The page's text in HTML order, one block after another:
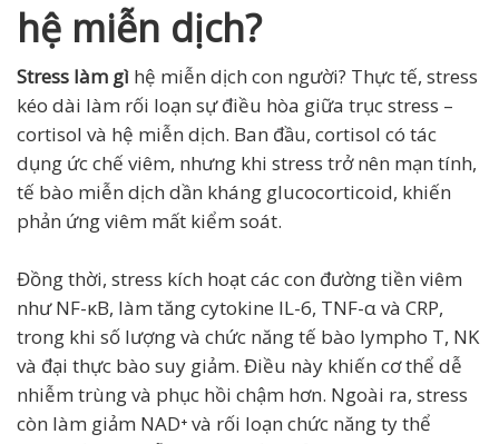
hệ miễn dịch?
Stress làm gì hệ miễn dịch con người? Thực tế, stress
kéo dài làm rối loạn sự điều hòa giữa trục stress –
cortisol và hệ miễn dịch. Ban đầu, cortisol có tác
dụng ức chế viêm, nhưng khi stress trở nên mạn tính,
tế bào miễn dịch dần kháng glucocorticoid, khiến
phản ứng viêm mất kiểm soát.
Đồng thời, stress kích hoạt các con đường tiền viêm
như NF-κB, làm tăng cytokine IL-6, TNF-α và CRP,
trong khi số lượng và chức năng tế bào lympho T, NK
và đại thực bào suy giảm. Điều này khiến cơ thể dễ
nhiễm trùng và phục hồi chậm hơn. Ngoài ra, stress
còn làm giảm NAD⁺ và rối loạn chức năng ty thể